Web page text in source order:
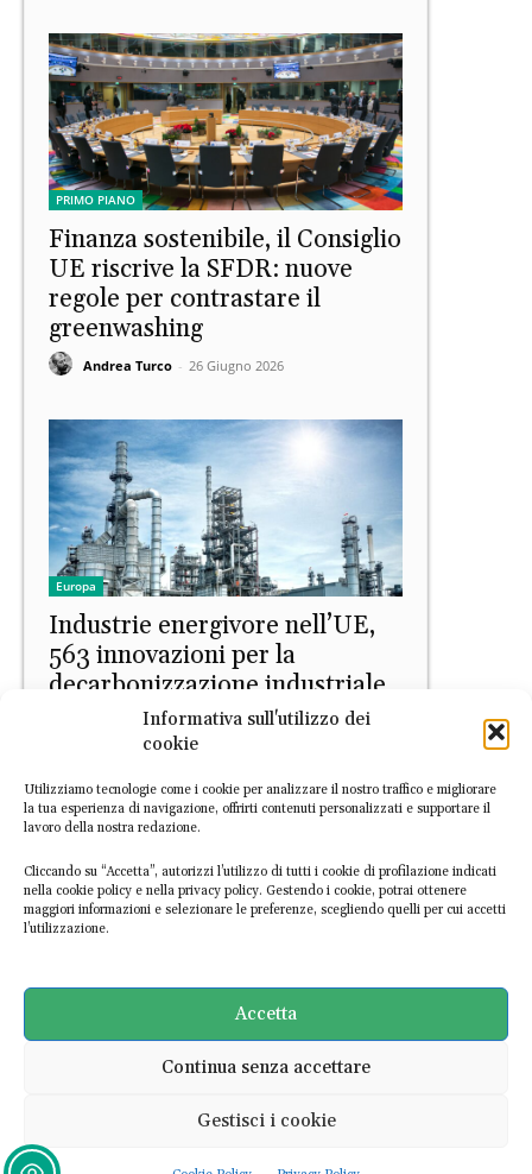
Informativa sull'utilizzo dei
cookie
Utilizziamo tecnologie come i cookie per analizzare il nostro traffico e migliorare
la tua esperienza di navigazione, offrirti contenuti personalizzati e supportare il
lavoro della nostra redazione.
Cliccando su “Accetta”, autorizzi l’utilizzo di tutti i cookie di profilazione indicati
nella cookie policy e nella privacy policy. Gestendo i cookie, potrai ottenere
maggiori informazioni e selezionare le preferenze, scegliendo quelli per cui accetti
l’utilizzazione.
Accetta
Continua senza accettare
Gestisci i cookie
PRIMO PIANO
Finanza sostenibile, il Consiglio
UE riscrive la SFDR: nuove
regole per contrastare il
greenwashing
Andrea Turco - 26 Giugno 2026
Europa
Industrie energivore nell’UE,
563 innovazioni per la
decarbonizzazione industriale
EconomiaCircolare.com - 24 Giugno 2026
Due diligence, la Commissione
avvia una nuova consultazione
sulla sostenibilità aziendale
Andrea Turco - 23 Giugno 2026